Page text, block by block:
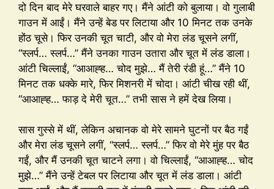
दो दिन बाद मेरे घरवाले बाहर गए। मैंने आंटी को बुलाया। वो गुलाबी
गाउन में आईं। मैंने उन्हें बेड पर लिटाया और 10 मिनट तक उनके
होंठ चूसे। फिर उनकी चूत चाटी, और वो मेरा लंड चूसने लगीं,
“स्लर्प… स्लर्प…” मैंने उनका गाउन उतारा और चूत में लंड डाला।
आंटी चिल्लाईं, “आआह्ह… चोद मुझे… मैं तेरी रंडी हूं…” मैंने 10
मिनट तक धक्के मारे, फिर मिशनरी में चोदा। आंटी चीख रही थीं,
“आआह्ह… फाड़ दे मेरी चूत…” तभी सास ने हमें देख लिया।
सास गुस्से में थीं, लेकिन अचानक वो मेरे सामने घुटनों पर बैठ गईं
और मेरा लंड चूसने लगीं, “स्लर्प… स्लर्प…” फिर वो मेरे मुंह पर बैठ
गईं, और मैं उनकी चूत चाटने लगा। वो चिल्लाईं, “आआह्ह… चोद
मुझे…” मैंने उन्हें टेबल पर लिटाया और चूत में लंड डाला। आंटी